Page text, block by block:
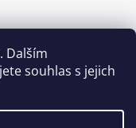
Dalším
souhlas s jejich